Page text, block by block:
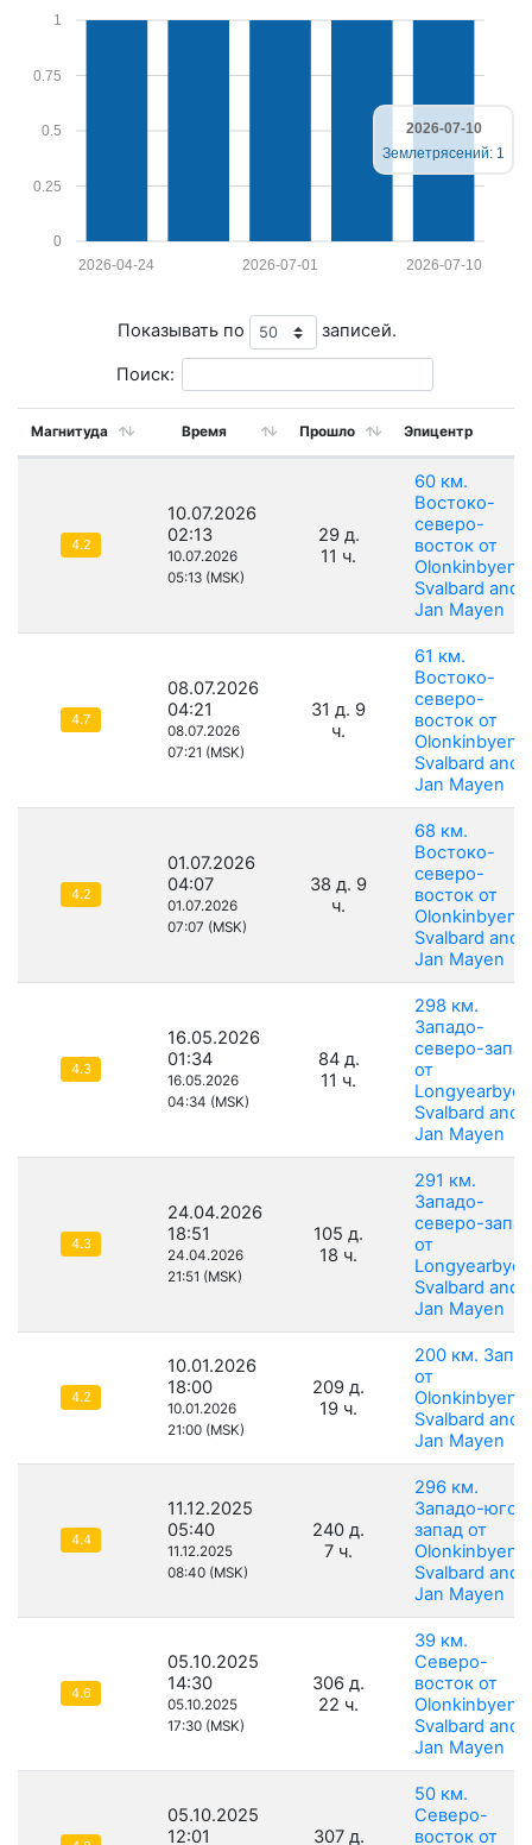
0
0.25
0.5
0.75
1
2026-07-10
2026-07-01
2026-04-24
2026-07-10
Землетрясений: 1
Показывать по записей.
Поиск:
Магнитуда Время Прошло Эпицентр
4.2
10.07.2026
02:13
10.07.2026
05:13 (MSK)
29 д.
11 ч.
60 км.
Востоко-
северо-
восток от
Olonkinbyen,
Svalbard and
Jan Mayen
4.7
08.07.2026
04:21
08.07.2026
07:21 (MSK)
31 д. 9
ч.
61 км.
Востоко-
северо-
восток от
Olonkinbyen,
Svalbard and
Jan Mayen
4.2
01.07.2026
04:07
01.07.2026
07:07 (MSK)
38 д. 9
ч.
68 км.
Востоко-
северо-
восток от
Olonkinbyen,
Svalbard and
Jan Mayen
4.3
16.05.2026
01:34
16.05.2026
04:34 (MSK)
84 д.
11 ч.
298 км.
Западо-
северо-запад
от
Svalbard and
Jan Mayen
4.3
24.04.2026
18:51
24.04.2026
21:51 (MSK)
105 д.
18 ч.
291 км.
Западо-
северо-запад
от
Svalbard and
Jan Mayen
4.2
10.01.2026
18:00
10.01.2026
21:00 (MSK)
209 д.
19 ч.
200 км.
от
Olonkinbyen,
Svalbard and
Jan Mayen
4.4
11.12.2025
05:40
11.12.2025
08:40 (MSK)
240 д.
7 ч.
296 км.
Западо-юго-
запад от
Olonkinbyen,
Svalbard and
Jan Mayen
4.6
05.10.2025
14:30
05.10.2025
17:30 (MSK)
306 д.
22 ч.
39 км.
Северо-
восток от
Olonkinbyen,
Svalbard and
Jan Mayen
05.10.2025
12:01
307 д.
50 км.
Северо-
восток от